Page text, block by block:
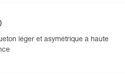
léger et asymétrique à haute